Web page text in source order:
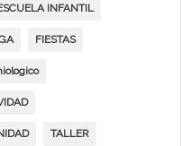
INFANTIL
FIESTAS
TALLER